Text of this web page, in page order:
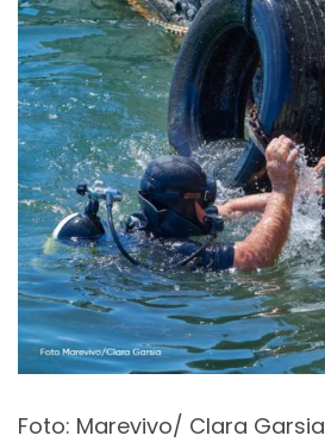
Foto: Marevivo/ Clara Garsia